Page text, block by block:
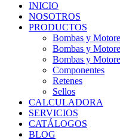
INICIO
NOSOTROS
PRODUCTOS
Bombas y
Bombas y
Bombas y
Componentes
Retenes
Sellos
CALCULADORA
SERVICIOS
CATÁLOGOS
BLOG